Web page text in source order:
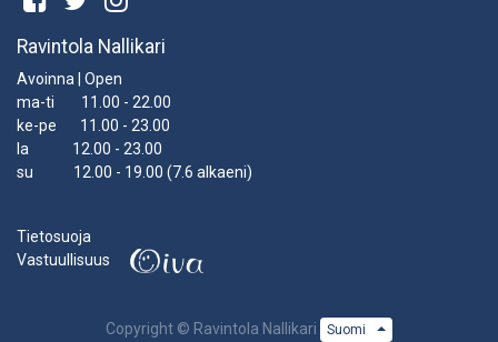
Ravintola Nallikari
Avoinna | Open
ma-ti 11.00 - 22.00
ke-pe 11.00 - 23.00
la 12.00 - 23.00
su 12.00 - 19.00 (7.6 alkaeni)
Tietosuoja
Vastuullisuus
Copyright © Ravintola Nallikari Suomi